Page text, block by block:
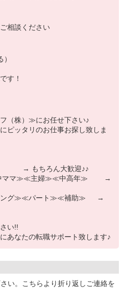
相談ください
す！
（株）≫にお任せ下さい♪
ピッタリのお仕事お探し致しま
ちろん大歓迎♪♪
ママ≫≪主婦≫≪中高年≫ →
ング≫≪パート≫≪補助≫ →
い!!
あなたの転職サポート致します♪
い。こちらより折り返しご連絡を